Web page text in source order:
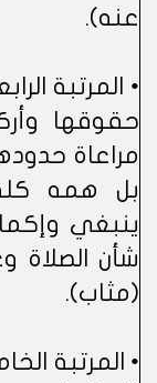
عنه).
• المرتبة
حقوقها
مراعاة
بل همه
ينبغي
شأن الصلاة
(مثاب).
• المرتبة